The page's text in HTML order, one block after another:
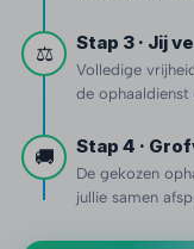
⚖️ Stap 3 · Jij
Volledige
de
🚚 Stap 4 ·
De gekozen
jullie samen